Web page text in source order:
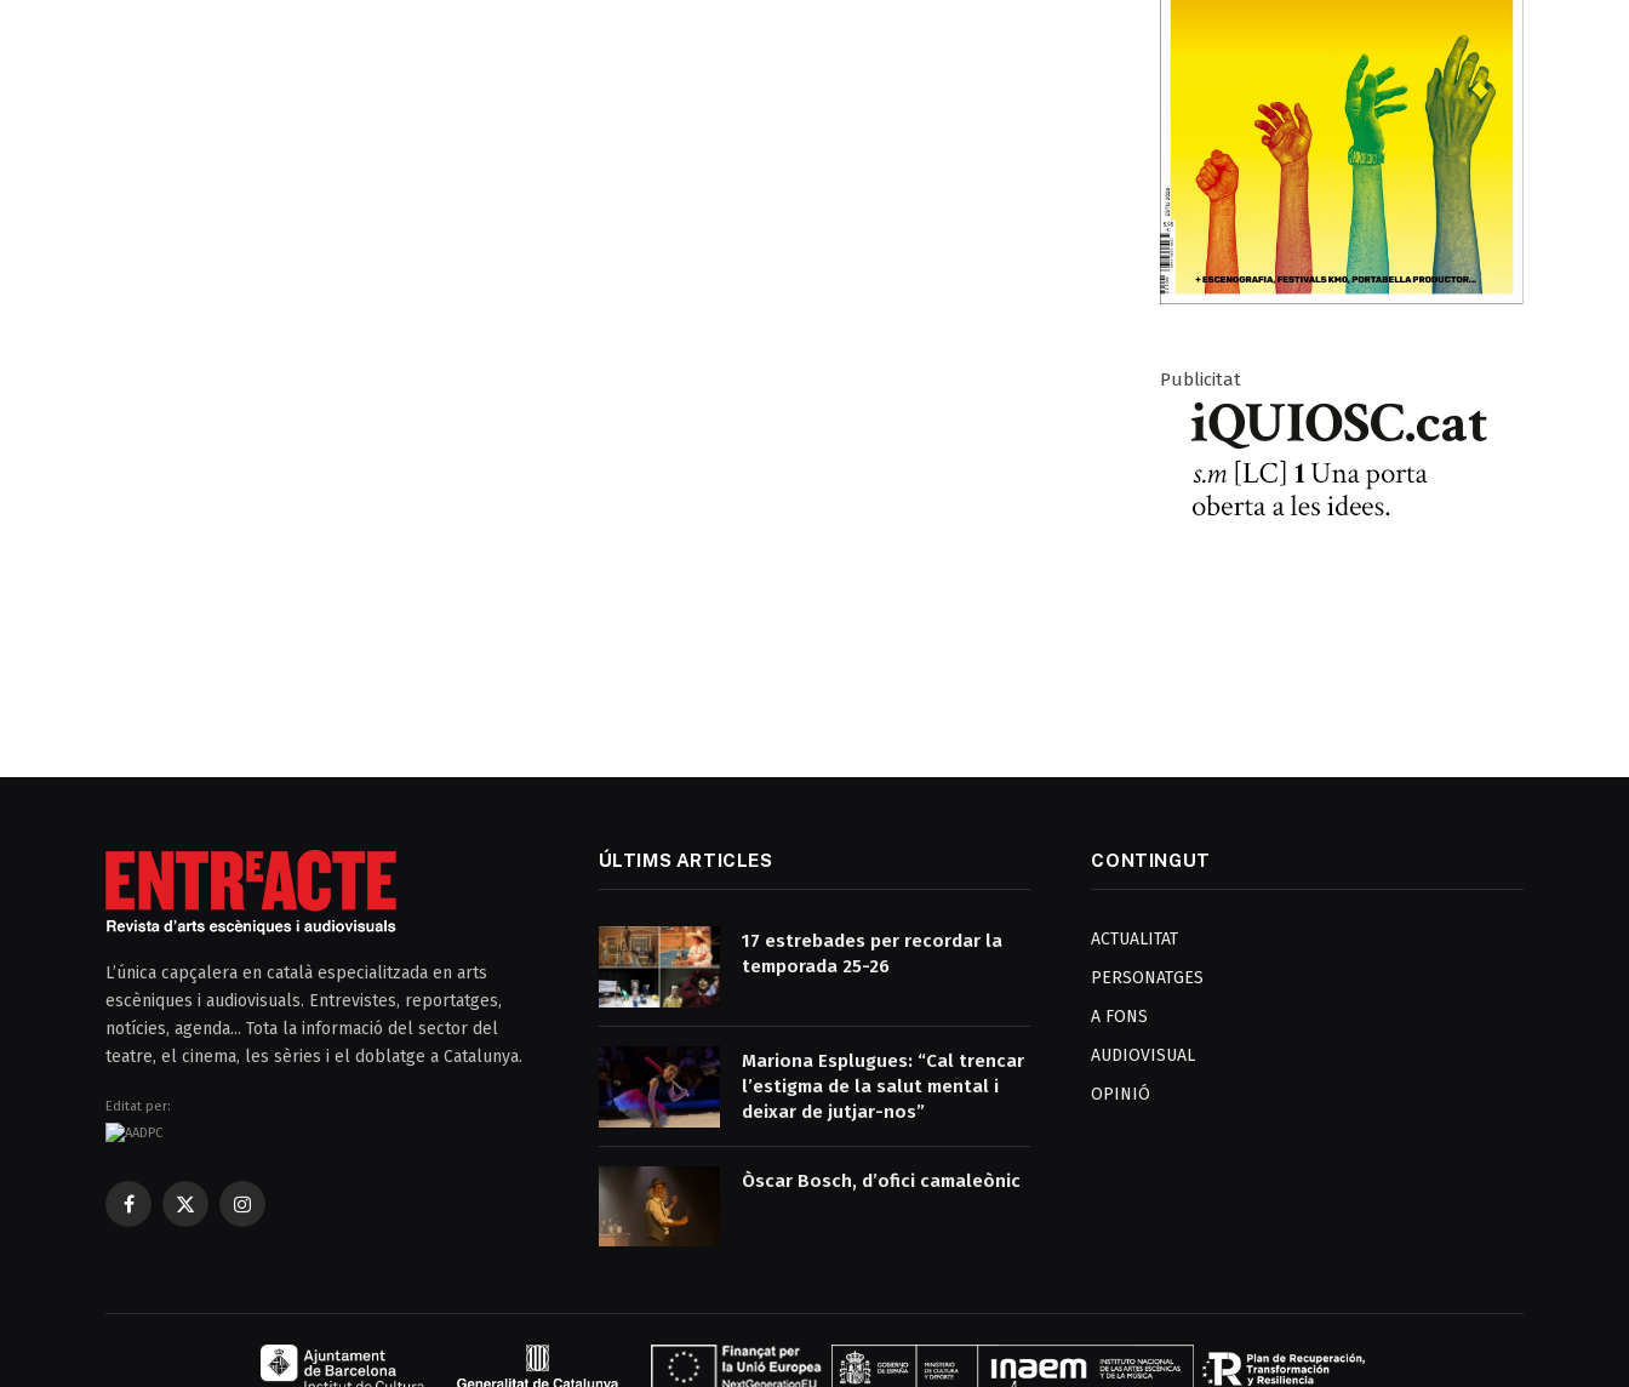
Publicitat
L’única capçalera en català especialitzada en arts
escèniques i audiovisuals. Entrevistes, reportatges,
notícies, agenda... Tota la informació del sector del
teatre, el cinema, les sèries i el doblatge a Catalunya.
Editat per:
Facebook
X
Instagram
ÚLTIMS ARTICLES
17 estrebades per recordar la
temporada 25-26
Mariona Esplugues: “Cal trencar
l’estigma de la salut mental i
deixar de jutjar-nos”
Òscar Bosch, d’ofici camaleònic
CONTINGUT
ACTUALITAT
PERSONATGES
A FONS
AUDIOVISUAL
OPINIÓ